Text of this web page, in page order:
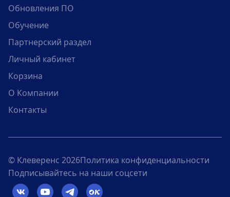
Обновления ПО
Обучение
Партнерский раздел
Личный кабинет
Корзина
О Компании
Контакты
© Клеверенс 2026Политика конфиденциальности
Подписывайтесь на наши соцсети